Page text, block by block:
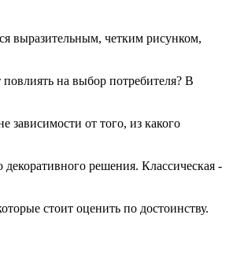
выразительным, четким рисунком,
на выбор потребителя? В
зависимости от того, из какого
решения. Классическая -
стоит оценить по достоинству.